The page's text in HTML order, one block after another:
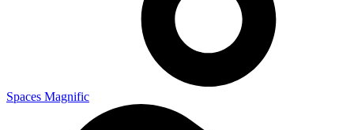
Spaces Magnific